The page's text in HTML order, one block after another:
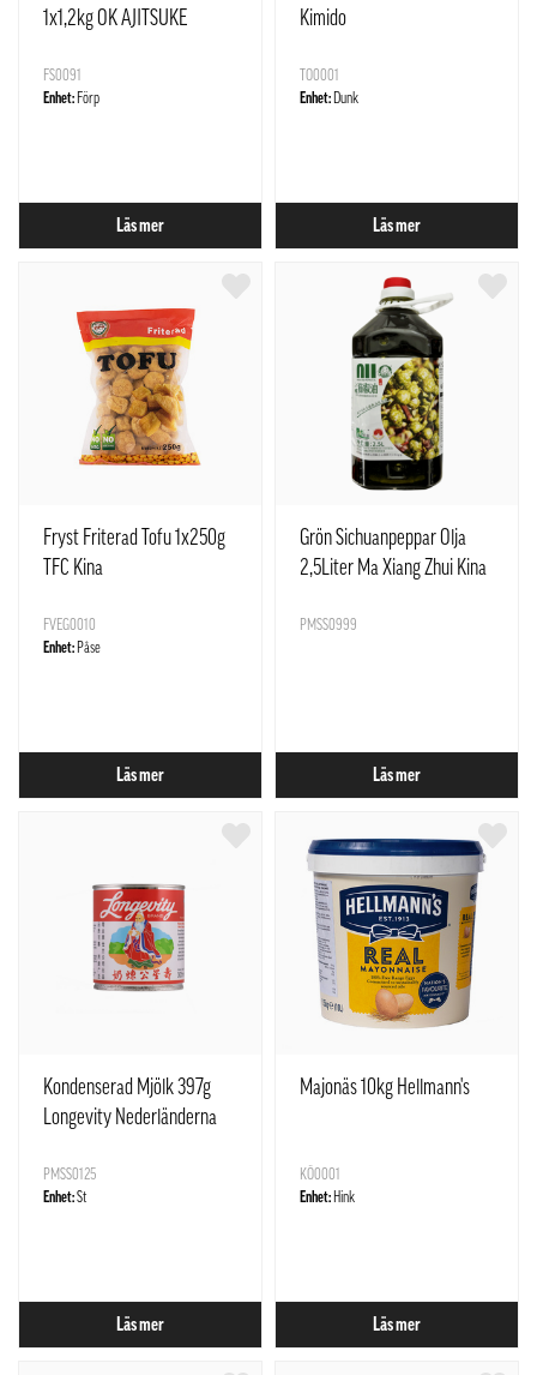
1x1,2kg OK AJITSUKE
FS0091
Enhet: Förp
Läs mer
Kimido
TO0001
Enhet: Dunk
Läs mer
Fryst Friterad Tofu 1x250g
TFC Kina
FVEG0010
Enhet: Påse
Läs mer
Grön Sichuanpeppar Olja
2,5Liter Ma Xiang Zhui Kina
PMSS0999
Läs mer
Kondenserad Mjölk 397g
Longevity Nederländerna
PMSS0125
Enhet:St
Läs mer
Majonäs 10kg Hellmann's
KÖ0001
Enhet: Hink
Läs mer